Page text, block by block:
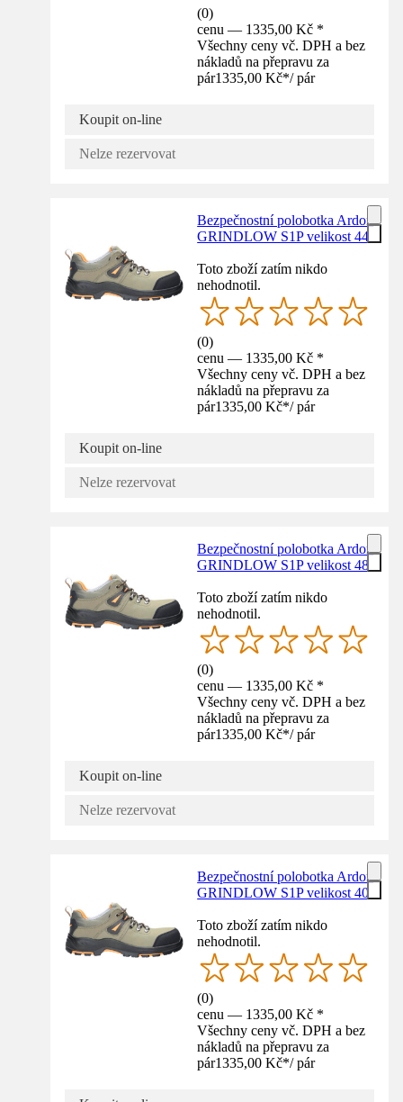
(0)
cenu — 1335,00 Kč *
Všechny ceny vč. DPH a bez
nákladů na přepravu za
pár1335,00 Kč*/ pár
Koupit on-line
Nelze rezervovat
Bezpečnostní polobotka Ardon
GRINDLOW S1P velikost 44
Toto zboží zatím nikdo
nehodnotil.
(0)
cenu — 1335,00 Kč *
Všechny ceny vč. DPH a bez
nákladů na přepravu za
pár1335,00 Kč*/ pár
Koupit on-line
Nelze rezervovat
Bezpečnostní polobotka Ardon
GRINDLOW S1P velikost 48
Toto zboží zatím nikdo
nehodnotil.
(0)
cenu — 1335,00 Kč *
Všechny ceny vč. DPH a bez
nákladů na přepravu za
pár1335,00 Kč*/ pár
Koupit on-line
Nelze rezervovat
Bezpečnostní polobotka Ardon
GRINDLOW S1P velikost 40
Toto zboží zatím nikdo
nehodnotil.
(0)
cenu — 1335,00 Kč *
Všechny ceny vč. DPH a bez
nákladů na přepravu za
pár1335,00 Kč*/ pár